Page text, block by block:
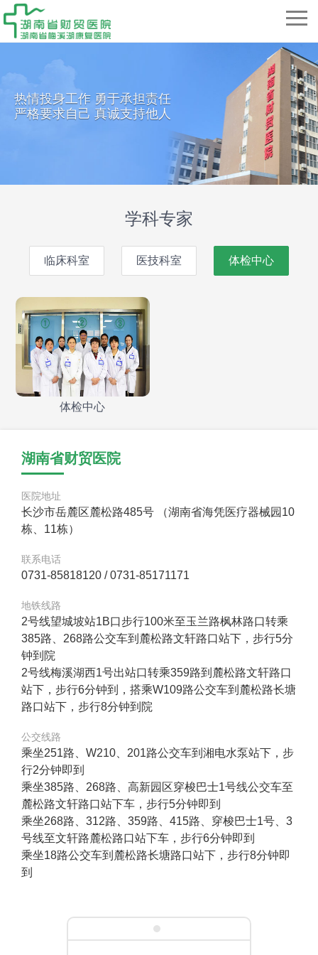
热情投身工作 勇于承担责任
严格要求自己 真诚支持他人
学科专家
临床科室 医技科室 体检中心
体检中心
湖南省财贸医院
医院地址
长沙市岳麓区麓松路485号 （湖南省海凭医疗器械园10
栋、11栋）
联系电话
0731-85818120 / 0731-85171171
地铁线路
2号线望城坡站1B口步行100米至玉兰路枫林路口转乘
385路、268路公交车到麓松路文轩路口站下，步行5分
钟到院
2号线梅溪湖西1号出站口转乘359路到麓松路文轩路口
站下，步行6分钟到，搭乘W109路公交车到麓松路长塘
路口站下，步行8分钟到院
公交线路
乘坐251路、W210、201路公交车到湘电水泵站下，步
行2分钟即到
乘坐385路、268路、高新园区穿梭巴士1号线公交车至
麓松路文轩路口站下车，步行5分钟即到
乘坐268路、312路、359路、415路、穿梭巴士1号、3
号线至文轩路麓松路口站下车，步行6分钟即到
乘坐18路公交车到麓松路长塘路口站下，步行8分钟即
到